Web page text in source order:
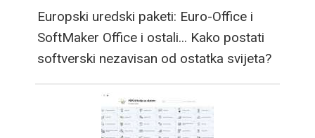
Europski uredski paketi: Euro-Office i
SoftMaker Office i ostali... Kako postati
softverski nezavisan od ostatka svijeta?